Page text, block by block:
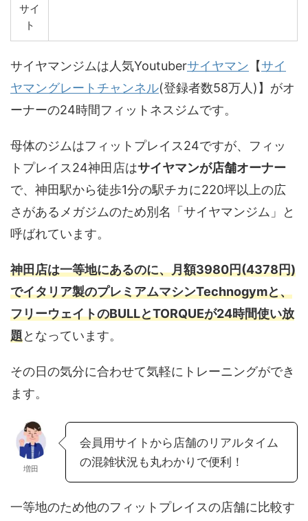
サイ
ト
サイヤマンジムは人気Youtuberサイヤマン 【サイ
ヤマングレートチャンネル(登録者数58万人)】がオ
ーナーの24時間フィットネスジムです。
母体のジムはフィットプレイス24ですが、フィッ
トプレイス24神田店はサイヤマンが店舗オーナー
で、神田駅から徒歩1分の駅チカに220坪以上の広
さがあるメガジムのため別名「サイヤマンジム」と
呼ばれています。
神田店は一等地にあるのに、月額3980円(4378円)
でイタリア製のプレミアムマシンTechnogymと、
フリーウェイトのBULLとTORQUEが24時間使い放
題となっています。
その日の気分に合わせて気軽にトレーニングができ
ます。
増田
会員用サイトから店舗のリアルタイム
の混雑状況も丸わかりで便利！
一等地のため他のフィットプレイスの店舗に比較す